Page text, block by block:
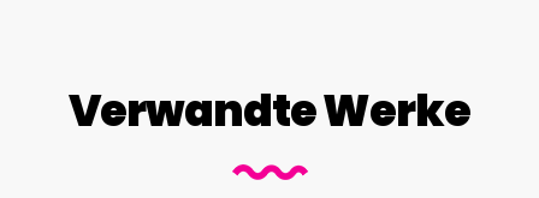
Verwandte Werke